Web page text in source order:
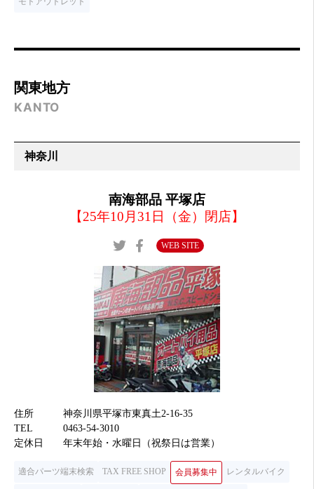
関東地方
KANTO
神奈川
南海部品 平塚店
【25年10月31日（金）閉店】
WEB SITE
住所
神奈川県平塚市東真土2-16-35
TEL
0463-54-3010
定休日
年末年始・水曜日（祝祭日は営業）
適合パーツ端末検索 TAX FREE SHOP 会員募集中 レンタルバイク